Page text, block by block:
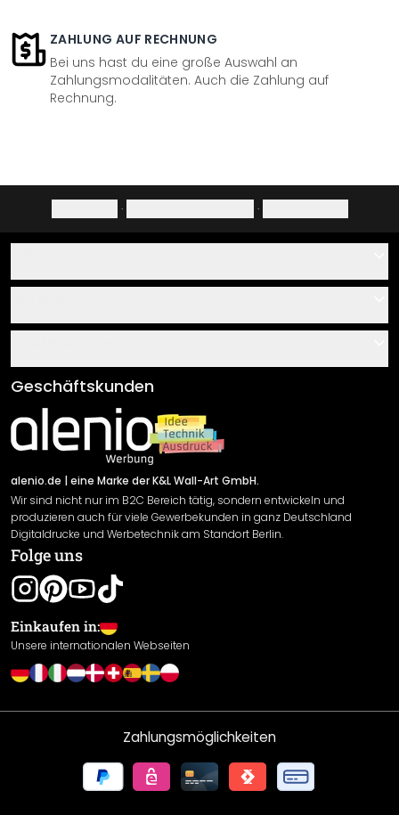
ZAHLUNG AUF RECHNUNG
Bei uns hast du eine große Auswahl an
Zahlungsmodalitäten. Auch die Zahlung auf
Rechnung.
· ·
Über uns
Klebe- und Montageanleitungen
Newsletter An-/Abmeldung
Sendungsverfolgung
AGB
Impressum
Versand & Zahlung
Rücksendung
Widerrufsrecht
Datenschutzerklärung
Gewährleistung
Leistungserklärung / CE-Zeichen
Cookie Einstellungen
Geschäftskunden
alenio.de | eine Marke der K&L Wall-Art GmbH.
Wir sind nicht nur im B2C Bereich tätig, sondern entwickeln und
produzieren auch für viele Gewerbekunden in ganz Deutschland
Digitaldrucke und Werbetechnik am Standort Berlin.
Folge uns
Einkaufen in:
Unsere internationalen Webseiten
Zahlungsmöglichkeiten